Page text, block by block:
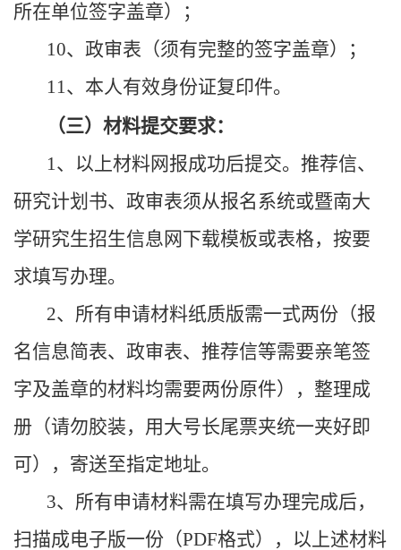
所在单位签字盖章）；
10、政审表（须有完整的签字盖章）；
11、本人有效身份证复印件。
（三）材料提交要求：
1、以上材料网报成功后提交。推荐信、
研究计划书、政审表须从报名系统或暨南大
学研究生招生信息网下载模板或表格，按要
求填写办理。
2、所有申请材料纸质版需一式两份（报
名信息简表、政审表、推荐信等需要亲笔签
字及盖章的材料均需要两份原件），整理成
册（请勿胶装，用大号长尾票夹统一夹好即
可），寄送至指定地址。
3、所有申请材料需在填写办理完成后，
扫描成电子版一份（PDF格式），以上述材料